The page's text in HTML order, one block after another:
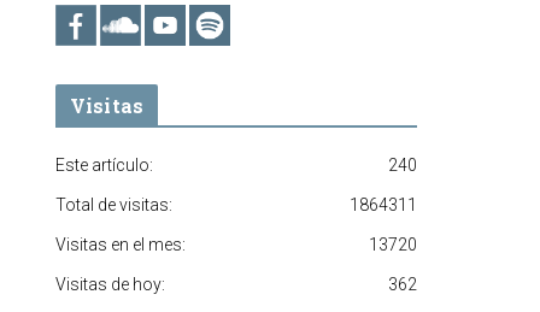
Visitas
240
Este artículo:
1864311
Total de visitas:
13720
Visitas en el mes:
362
Visitas de hoy: